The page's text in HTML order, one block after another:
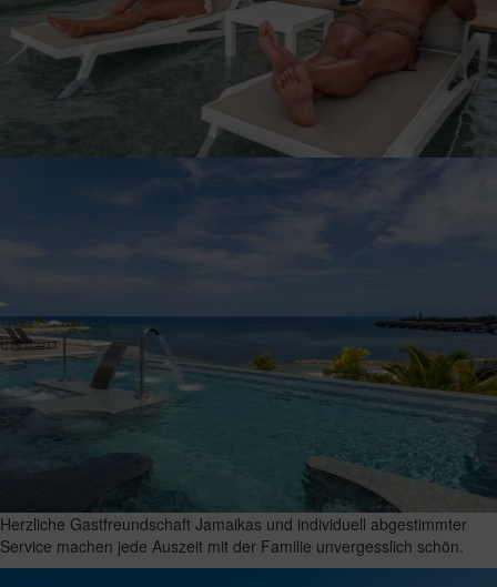
Herzliche Gastfreundschaft Jamaikas und individuell abgestimmter
Service machen jede Auszeit mit der Familie unvergesslich schön.